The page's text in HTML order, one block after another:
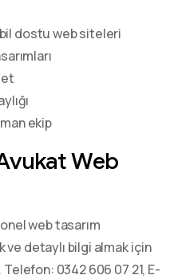
dostu web siteleri
ekip
Web
web tasarım
detaylı bilgi almak için
0342 606 07 21, E-